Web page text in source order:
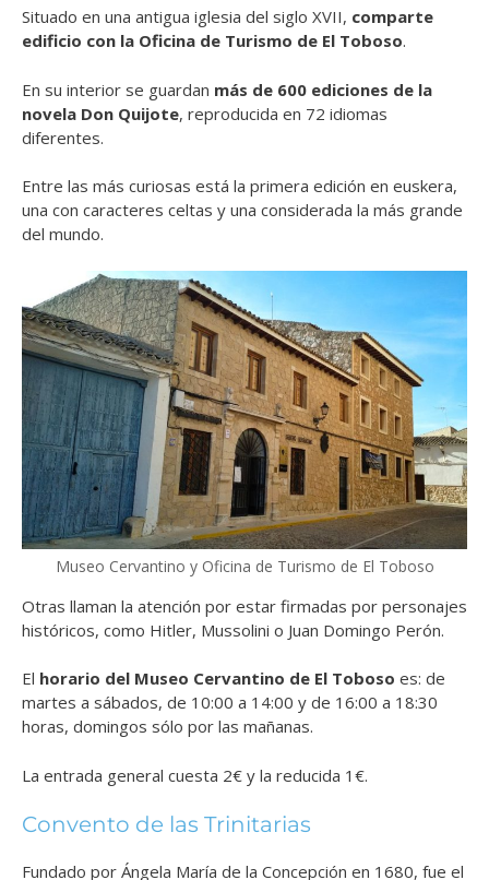
Situado en una antigua iglesia del siglo XVII, comparte
edificio con la Oficina de Turismo de El Toboso.
En su interior se guardan más de 600 ediciones de la
novela Don Quijote, reproducida en 72 idiomas
diferentes.
Entre las más curiosas está la primera edición en euskera,
una con caracteres celtas y una considerada la más grande
del mundo.
Museo Cervantino y Oficina de Turismo de El Toboso
Otras llaman la atención por estar firmadas por personajes
históricos, como Hitler, Mussolini o Juan Domingo Perón.
El horario del Museo Cervantino de El Toboso es: de
martes a sábados, de 10:00 a 14:00 y de 16:00 a 18:30
horas, domingos sólo por las mañanas.
La entrada general cuesta 2€ y la reducida 1€.
Convento de las Trinitarias
Fundado por Ángela María de la Concepción en 1680, fue el